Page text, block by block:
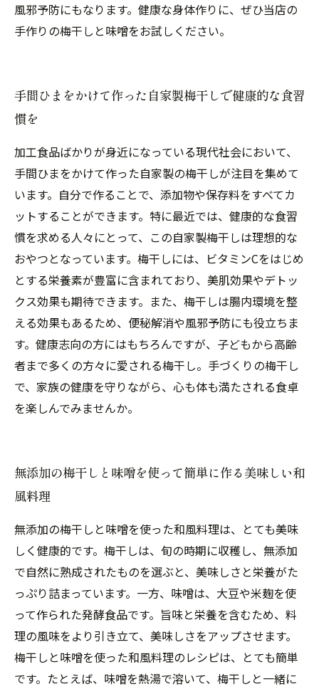
風邪予防にもなります。健康な身体作りに、ぜひ当店の
手作りの梅干しと味噌をお試しください。
手間ひまをかけて作った自家製梅干しで健康的な食習
慣を
加工食品ばかりが身近になっている現代社会において、
手間ひまをかけて作った自家製の梅干しが注目を集めて
います。自分で作ることで、添加物や保存料をすべてカ
ットすることができます。特に最近では、健康的な食習
慣を求める人々にとって、この自家製梅干しは理想的な
おやつとなっています。梅干しには、ビタミンCをはじめ
とする栄養素が豊富に含まれており、美肌効果やデトッ
クス効果も期待できます。また、梅干しは腸内環境を整
える効果もあるため、便秘解消や風邪予防にも役立ちま
す。健康志向の方にはもちろんですが、子どもから高齢
者まで多くの方々に愛される梅干し。手づくりの梅干し
で、家族の健康を守りながら、心も体も満たされる食卓
を楽しんでみませんか。
無添加の梅干しと味噌を使って簡単に作る美味しい和
風料理
無添加の梅干しと味噌を使った和風料理は、とても美味
しく健康的です。梅干しは、旬の時期に収穫し、無添加
で自然に熟成されたものを選ぶと、美味しさと栄養がた
っぷり詰まっています。一方、味噌は、大豆や米麹を使
って作られた発酵食品です。旨味と栄養を含むため、料
理の風味をより引き立て、美味しさをアップさせます。
梅干しと味噌を使った和風料理のレシピは、とても簡単
です。たとえば、味噌を熱湯で溶いて、梅干しと一緒に